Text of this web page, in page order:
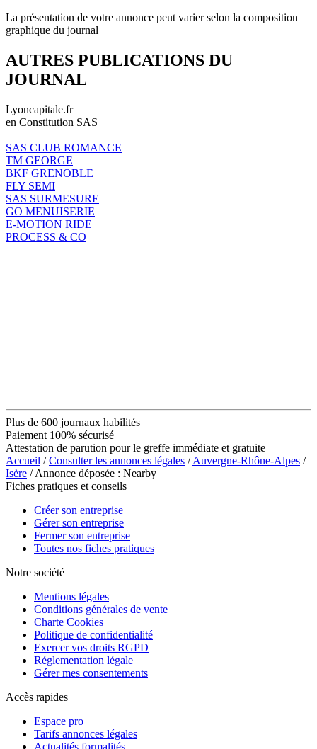
La présentation de votre annonce peut varier selon la composition
graphique du journal
AUTRES PUBLICATIONS DU
JOURNAL
Lyoncapitale.fr
en Constitution SAS
SAS CLUB ROMANCE
TM GEORGE
BKF GRENOBLE
FLY SEMI
SAS SURMESURE
GO MENUISERIE
E-MOTION RIDE
PROCESS & CO
Plus de 600 journaux habilités
Paiement 100% sécurisé
Attestation de parution pour le greffe immédiate et gratuite
Accueil /Consulter les annonces légales /Auvergne-Rhône-Alpes /
Isère / Annonce déposée : Nearby
Fiches pratiques et conseils
Créer son entreprise
Gérer son entreprise
Fermer son entreprise
Toutes nos fiches pratiques
Notre société
Mentions légales
Conditions générales de vente
Charte Cookies
Politique de confidentialité
Exercer vos droits RGPD
Réglementation légale
Gérer mes consentements
Accès rapides
Espace pro
Tarifs annonces légales
Actualités formalités